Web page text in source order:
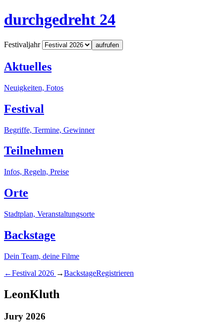
durchgedreht 24
Festivaljahr aufrufen
Aktuelles
Neuigkeiten, Fotos
Festival
Begriffe, Termine, Gewinner
Teilnehmen
Infos, Regeln, Preise
Orte
Stadtplan, Veranstaltungsorte
Backstage
Dein Team, deine Filme
←Festival 2026 →BackstageRegistrieren
LeonKluth
Jury 2026